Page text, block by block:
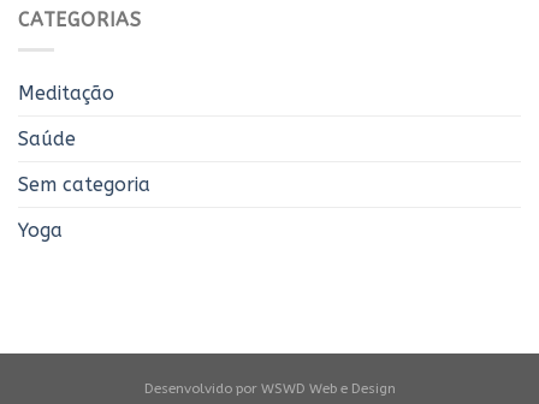
CATEGORIAS
Meditação
Saúde
Sem categoria
Yoga
Desenvolvido por WSWD Web e Design